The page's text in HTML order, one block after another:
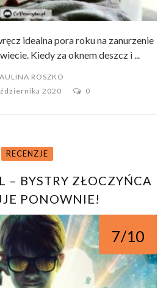
idealna pora roku na zanurzenie
Kiedy za oknem deszcz i ...
ROSZKO
2020
0
RECENZJE
– BYSTRY ZŁOCZYŃCA
PONOWNIE!
7/10